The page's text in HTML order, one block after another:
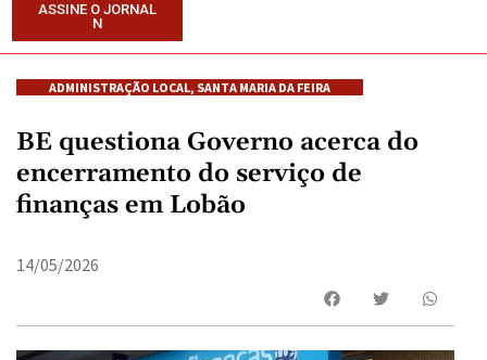
ASSINE O JORNAL
N
ADMINISTRAÇÃO LOCAL, SANTA MARIA DA FEIRA
BE questiona Governo acerca do
encerramento do serviço de
finanças em Lobão
14/05/2026